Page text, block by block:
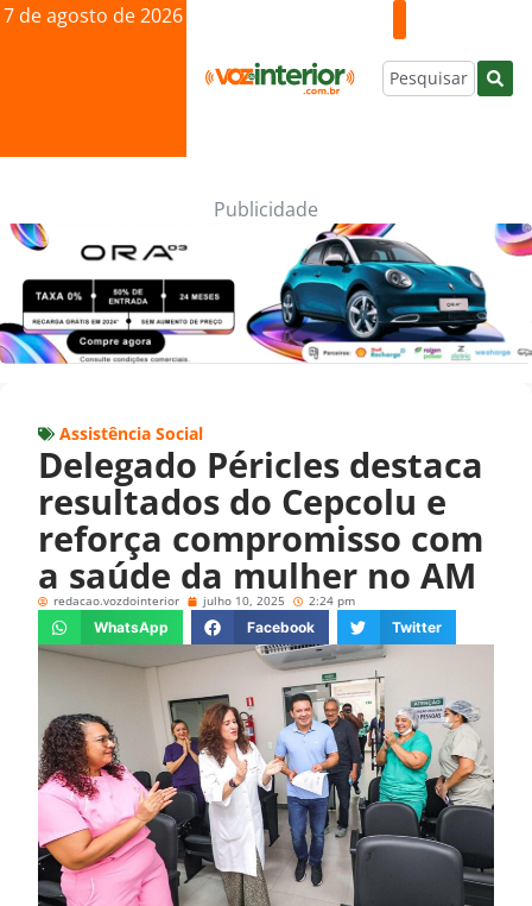
7 de agosto de 2026
Publicidade
Assistência Social
Delegado Péricles destaca
resultados do Cepcolu e
reforça compromisso com
a saúde da mulher no AM
redacao.vozdointerior julho 10, 2025 2:24 pm
WhatsApp Facebook Twitter